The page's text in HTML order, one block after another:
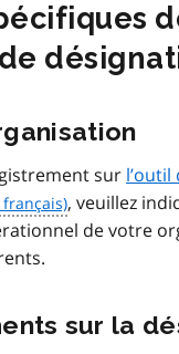
sur
, veuillez
de votre
sur la